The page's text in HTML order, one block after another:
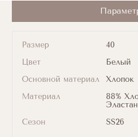
Размер
40
Цвет
Белый
Основной материал
Хлопок
Материал
88%
Эластан
Сезон
SS26